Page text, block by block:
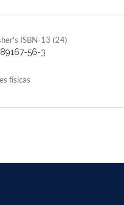
ISBN-13 (24)
56-3
físicas